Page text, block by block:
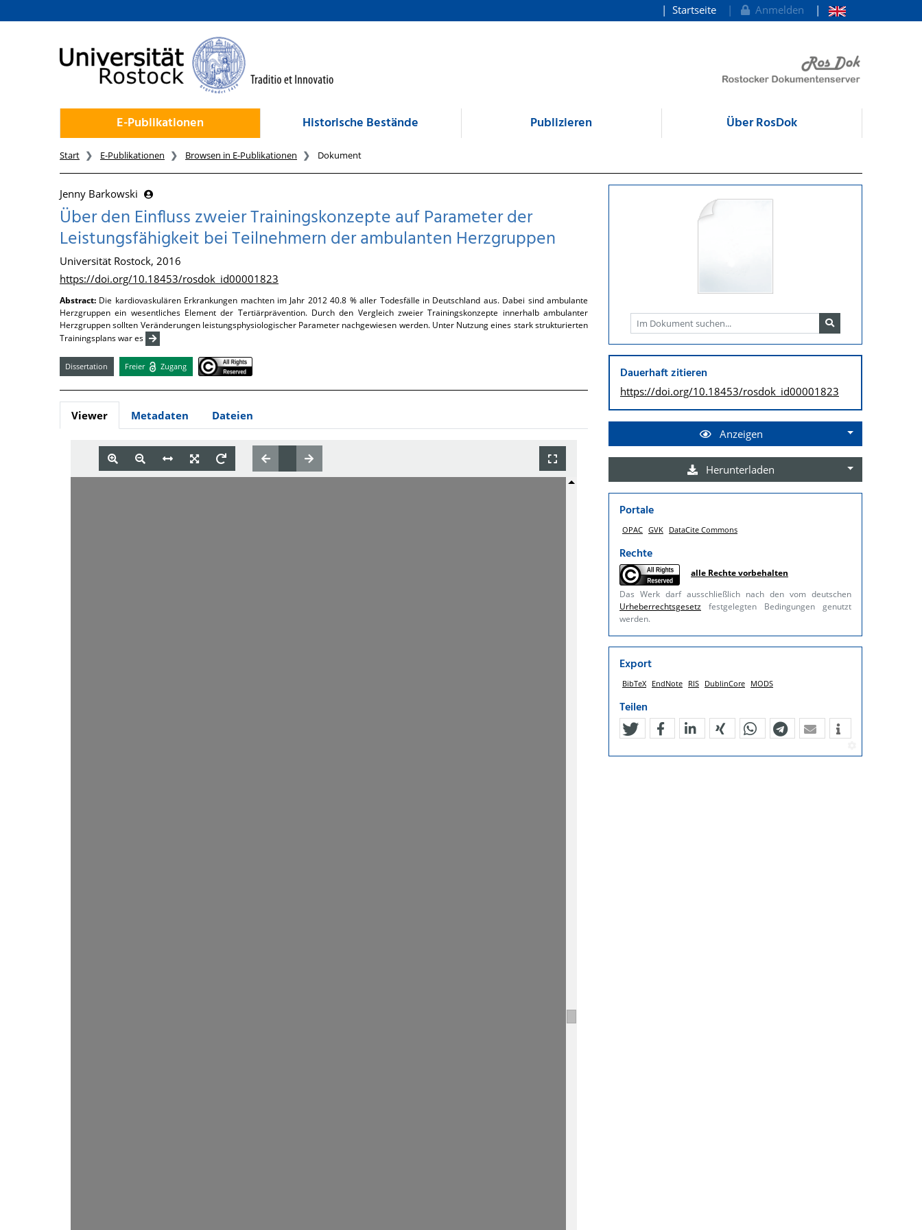
zum Inhalt
Startseite Anmelden
E-Publikationen Historische Bestände Publizieren Über RosDok
Start E-Publikationen Browsen in E-Publikationen Dokument
Jenny Barkowski
Über den Einfluss zweier Trainingskonzepte auf Parameter der
Leistungsfähigkeit bei Teilnehmern der ambulanten Herzgruppen
Universität Rostock, 2016
https://doi.org/10.18453/rosdok_id00001823
Abstract: Die kardiovaskulären Erkrankungen machten im Jahr 2012 40.8 % aller Todesfälle in Deutschland aus. Dabei sind ambulante
Herzgruppen ein wesentliches Element der Tertiärprävention. Durch den Vergleich zweier Trainingskonzepte innerhalb ambulanter
Herzgruppen sollten Veränderungen leistungsphysiologischer Parameter nachgewiesen werden. Unter Nutzung eines stark strukturierten
Trainingsplans war es
Dissertation Freier Zugang
Viewer Metadaten Dateien
Dauerhaft zitieren
https://doi.org/10.18453/rosdok_id00001823
Anzeigen
Herunterladen
Portale
OPAC GVK DataCite Commons
Rechte
alle Rechte vorbehalten
Das Werk darf ausschließlich nach den vom deutschen
Urheberrechtsgesetz festgelegten Bedingungen genutzt
werden.
Export
BibTeX EndNote RIS DublinCore MODS
Teilen